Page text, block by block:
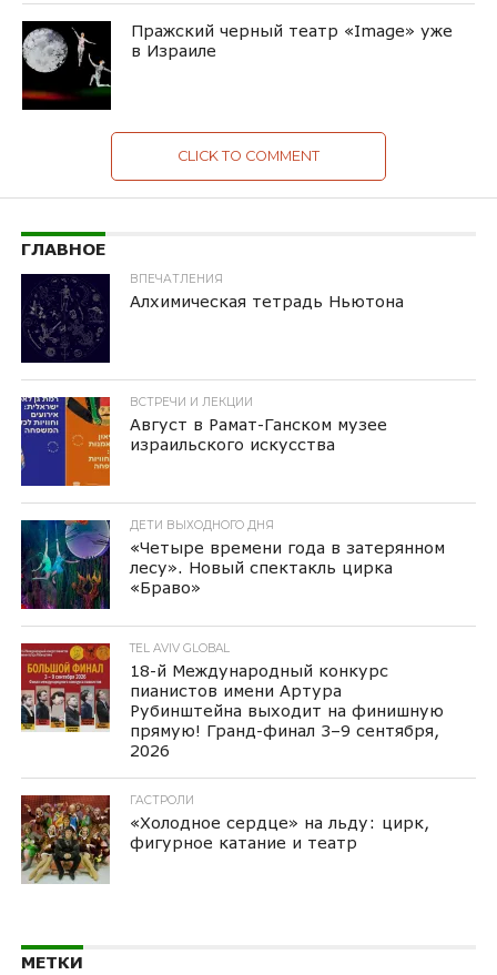
Пражский черный театр «Image» уже
в Израиле
CLICK TO COMMENT
ГЛАВНОЕ
ВПЕЧАТЛЕНИЯ
Алхимическая тетрадь Ньютона
ВСТРЕЧИ И ЛЕКЦИИ
Август в Рамат-Ганском музее
израильского искусства
ДЕТИ ВЫХОДНОГО ДНЯ
«Четыре времени года в затерянном
лесу». Новый спектакль цирка
«Браво»
TEL AVIV GLOBAL
18-й Международный конкурс
пианистов имени Артура
Рубинштейна выходит на финишную
прямую! Гранд-финал 3–9 сентября,
2026
ГАСТРОЛИ
«Холодное сердце» на льду: цирк,
фигурное катание и театр
МЕТКИ